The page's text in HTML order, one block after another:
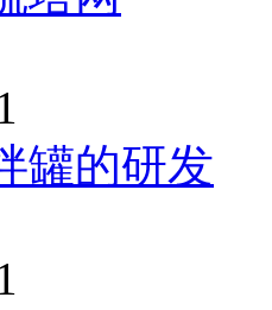
罐的研发